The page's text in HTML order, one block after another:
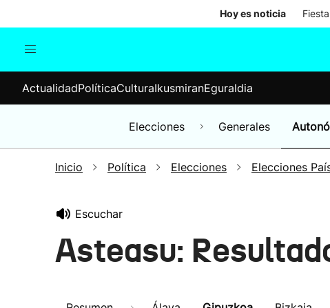
Hoy es noticia
Elecciones
ActualidadPolíticaCulturaIkusmiranEguraldia
Elecciones Generales
Inicio Política Elecciones Elecciones
Escuchar
Asteasu: